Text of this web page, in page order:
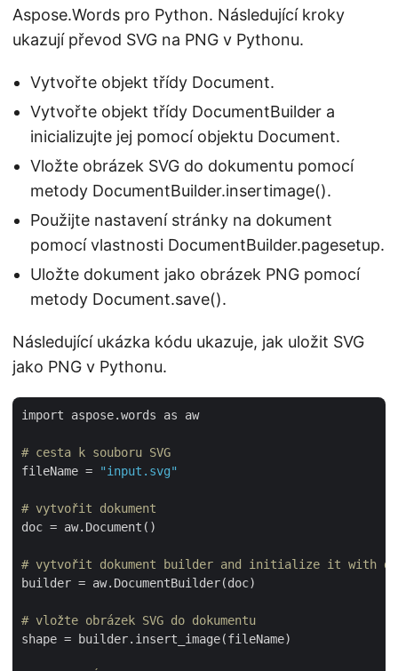
Aspose.Words pro Python. Následující kroky
ukazují převod SVG na PNG v Pythonu.
Vytvořte objekt třídy Document.
Vytvořte objekt třídy DocumentBuilder a
inicializujte jej pomocí objektu Document.
Vložte obrázek SVG do dokumentu pomocí
metody DocumentBuilder.insertimage().
Použijte nastavení stránky na dokument
pomocí vlastnosti DocumentBuilder.pagesetup.
Uložte dokument jako obrázek PNG pomocí
metody Document.save().
Následující ukázka kódu ukazuje, jak uložit SVG
jako PNG v Pythonu.
import aspose.words as aw
# cesta k souboru SVG
fileName =
"input.svg"
# vytvořit dokument
doc = aw.Document()
# vytvořit dokument builder and initialize it with
builder = aw.DocumentBuilder(doc)
# vložte obrázek SVG do dokumentu
shape = builder.insert_image(fileName)